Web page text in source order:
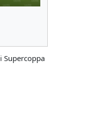
Supercoppa